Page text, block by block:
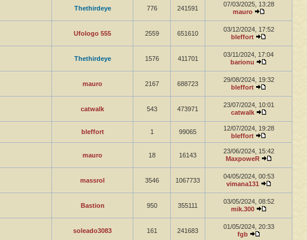
Thethirdeye 776 241591
07/03/2025, 13:28
mauro
Ufologo 555 2559 651610
03/12/2024, 17:52
bleffort
Thethirdeye 1576 411701
03/11/2024, 17:04
barionu
mauro 2167 688723
29/08/2024, 19:32
bleffort
catwalk 543 473971
23/07/2024, 10:01
catwalk
bleffort 1 99065
12/07/2024, 19:28
bleffort
mauro 18 16143
23/06/2024, 15:42
MaxpoweR
massrol 3546 1067733
04/05/2024, 00:53
vimana131
Bastion 950 355111
03/05/2024, 08:52
mik.300
soleado3083 161 241683
01/05/2024, 20:33
fgb